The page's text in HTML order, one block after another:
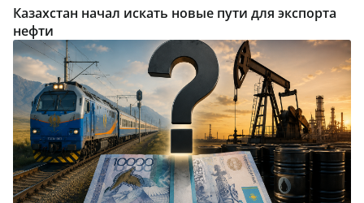
Казахстан начал искать новые пути для экспорта
нефти